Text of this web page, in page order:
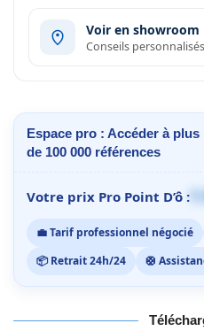
Voir en showroom
Conseils
Espace pro : Accéder à plus
de 100 000 références
Votre prix Pro Point D’ô :
💼 Tarif professionnel négocié
📦 Retrait 24h/24
🛟